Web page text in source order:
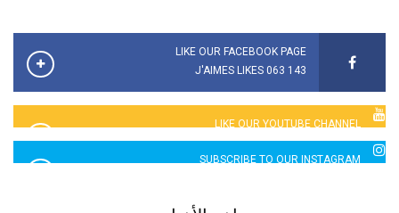
LIKE OUR FACEBOOK PAGE
143 063 J'AIMES LIKES
LIKE OUR YOUTUBE CHANNEL
2760 LIKES
SUBSCRIBE TO OUR INSTAGRAM